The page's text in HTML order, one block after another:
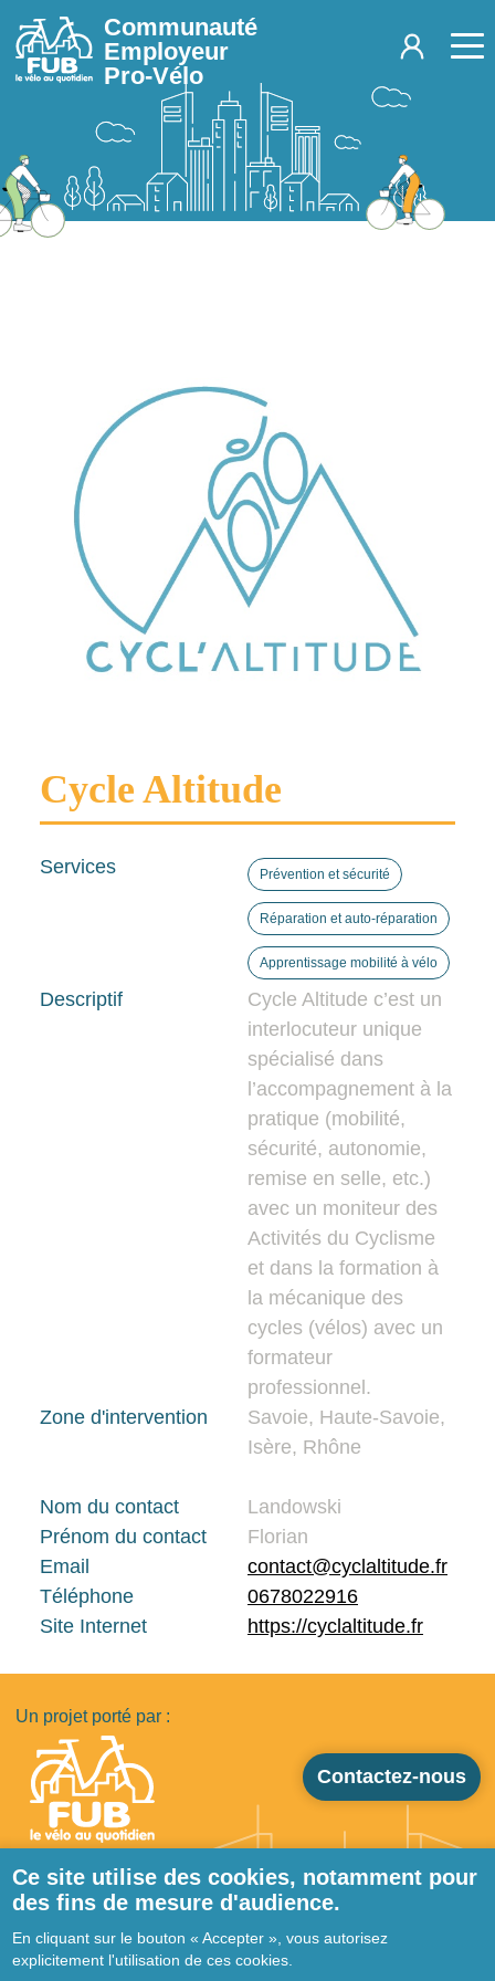
Aller au contenu principal
Communauté
Employeur
Pro-Vélo
Cycle Altitude
Services Prévention et sécurité
Réparation et auto-réparation
Apprentissage mobilité à vélo
Descriptif
Cycle Altitude c’est un
interlocuteur unique
spécialisé dans
l’accompagnement à la
pratique (mobilité,
sécurité, autonomie,
remise en selle, etc.)
avec un moniteur des
Activités du Cyclisme
et dans la formation à
la mécanique des
cycles (vélos) avec un
formateur
professionnel.
Zone d'intervention
Savoie, Haute-Savoie,
Isère, Rhône
Nom du contact
Landowski
Prénom du contact
Florian
Email
contact@cyclaltitude.fr
Téléphone
0678022916
Site Internet
https://cyclaltitude.fr
Un projet porté par :
Contactez-nous
Pied de page
Qui sommes-nous ?
Ressources
Prestataires
Ce site utilise des cookies, notamment pour
des fins de mesure d'audience.
En cliquant sur le bouton « Accepter », vous autorisez
explicitement l'utilisation de ces cookies.